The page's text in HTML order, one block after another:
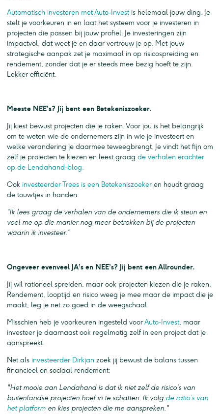
Automatisch investeren met Auto-Investis helemaal jouw ding. Je
stelt je voorkeuren in en laat het systeem voor je investeren in
projecten die passen bij jouw profiel. Je investeringen zijn
impactvol, dat weet je en daar vertrouw je op. Met jouw
strategische aanpak zet je maximaal in op risicospreiding en
rendement, zonder dat je er steeds mee bezig hoeft te zijn.
Lekker efficiënt.
Meeste NEE’s? Jij bent een Betekeniszoeker.
Jij kiest bewust projecten die je raken. Voor jou is het belangrijk
om te weten wie de ondernemers zijn in wie je investeert en
welke verandering je daarmee teweegbrengt. Je vindt het fijn om
zelf je projecten te kiezen en leest graag de verhalen erachter
op de Lendahand-blog.
Ook investeerder Trees is een Betekeniszoeker en houdt graag
de touwtjes in handen:
“Ik lees graag de verhalen van de ondernemers die ik steun en
voel me op die manier nog meer betrokken bij de projecten
waarin ik investeer.”
Ongeveer evenveel JA’s en NEE’s? Jij bent een Allrounder.
Jij wil rationeel spreiden, maar ook projecten kiezen die je raken.
Rendement, looptijd en risico weeg je mee maar de impact die je
maakt, leg je net zo goed in de weegschaal.
Misschien heb je voorkeuren ingesteld voorAuto-Invest, maar
investeer je daarnaast ook regelmatig zelf in een project dat je
aanspreekt.
Net als investeerder Dirkjan zoek jij bewust de balans tussen
financieel en sociaal rendement:
"Het mooie aan Lendahand is dat ik niet zelf de risico’s van
buitenlandse projecten hoef in te schatten. Ik volg de ratio’s van
het platform en kies projecten die me aanspreken."